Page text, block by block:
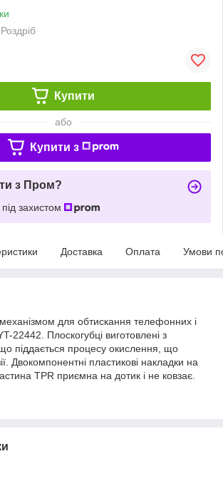
Роздріб
Купити
або
Купити з
з Пром?
захистом
Доставка Оплата Умови
для обтискання телефонних і
22442. Плоскогубці виготовлені з
що піддається процесу окислення, що
Двокомпонентні пластикові накладки на
TPR приємна на дотик і не ковзає.